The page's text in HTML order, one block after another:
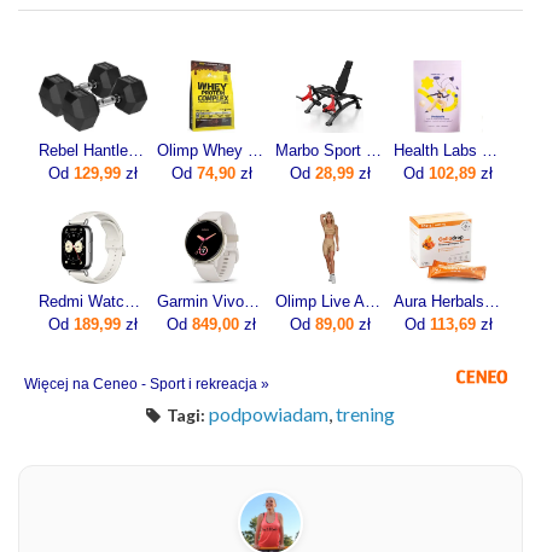
Od 129,99 zł
Od 74,90zł
Od 28,99zł
Od 102,89 zł
Od 189,99 zł
Od 849,00 zł
Od 89,00zł
Od 113,69zł
Więcej na Ceneo - Sport i rekreacja »
Tagi: podpowiadam trening